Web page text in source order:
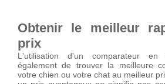
Obtenir le meilleur
prix
L'utilisation d'un comparateur
également de trouver la meilleure
votre chien ou votre chat au meilleur